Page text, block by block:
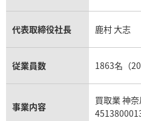
代表取締役社長 鹿村 大志
従業員数 1863名（
事業内容
買取業 神